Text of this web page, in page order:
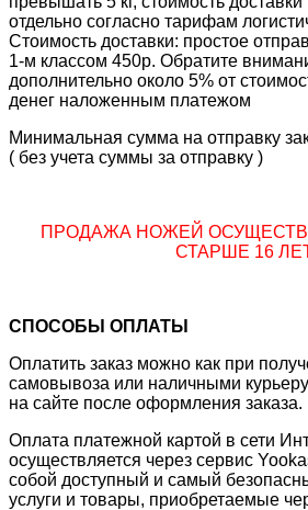
отдельно согласно тарифам
Стоимость доставки: простое
1-м классом 450р. Обратите
дополнительно около 5% от
денег наложенным платежом
Минимальная сумма на отправку
( без учета суммы за отправку )
ПРОДАЖА НОЖЕЙ
СТАРШЕ 16
СПОСОБЫ ОПЛАТЫ
Оплатить заказ можно как при
самовывоза или наличными
на сайте после оформления заказа.
Оплата платежной картой в сети
осуществляется через сервис
собой доступный и самый
услуги и товары, приобретаемые